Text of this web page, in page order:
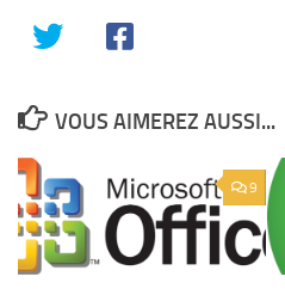
VOUS AIMEREZ AUSSI...
9